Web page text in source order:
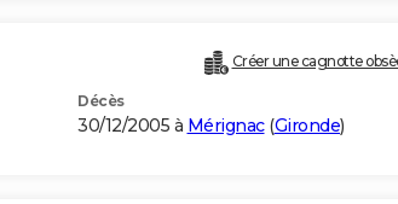
Créer une cagnotte
Décès
30/12/2005 à Mérignac(Gironde)